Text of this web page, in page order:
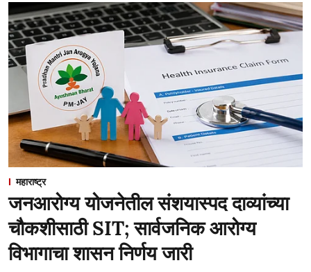
महाराष्ट्र
जनआरोग्य योजनेतील संशयास्पद दाव्यांच्या
चौकशीसाठी SIT; सार्वजनिक आरोग्य
विभागाचा शासन निर्णय जारी